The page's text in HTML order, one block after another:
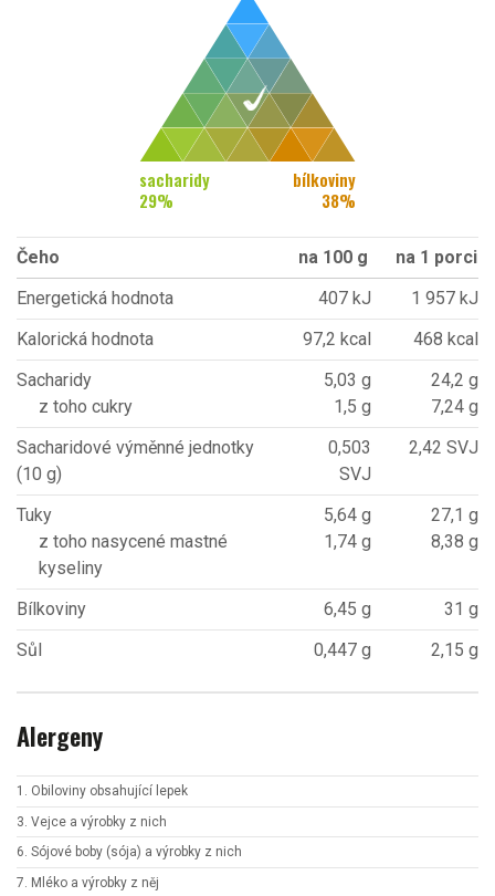
sacharidy
29%
bílkoviny
38%
Čeho na 100 g
na 1 porci
Energetická hodnota
407 kJ
1 957 kJ
Kalorická hodnota
97,2 kcal
468 kcal
Sacharidy
z toho cukry
5,03 g
1,5 g
24,2 g
7,24 g
Sacharidové výměnné jednotky
(10 g)
0,503
SVJ
2,42 SVJ
Tuky
z toho nasycené mastné
kyseliny
5,64 g
1,74 g
27,1 g
8,38 g
Bílkoviny 6,45 g
31 g
Sůl
0,447 g 2,15 g
Alergeny
1. Obiloviny obsahující lepek
3. Vejce a výrobky z nich
6. Sójové boby (sója) a výrobky z nich
7. Mléko a výrobky z něj